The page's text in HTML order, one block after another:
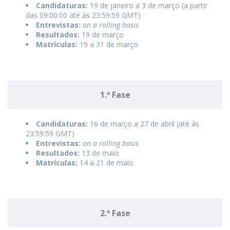
Candidaturas: 19 de janeiro a 3 de março (a partir
das 09:00:00 até às 23:59:59 GMT)
Entrevistas: on a rolling basis
Resultados: 19 de março
Matrículas: 19 a 31 de março
1.ª Fase
Candidaturas: 16 de março a 27 de abril (até às
23:59:59 GMT)
Entrevistas: on a rolling basis
Resultados: 13 de maio
Matrículas: 14 a 21 de maio
2.ª Fase